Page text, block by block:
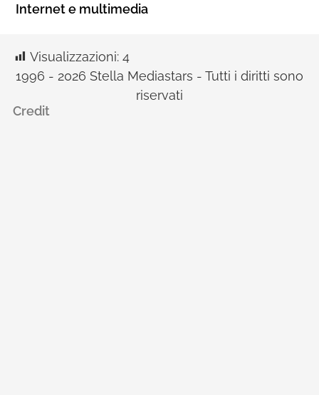
Internet e multimedia
Visualizzazioni: 4
1996 - 2026 Stella Mediastars - Tutti i diritti sono
riservati
Credit